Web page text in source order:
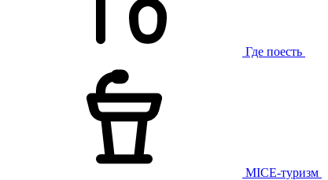
Где поесть
MICE-туризм